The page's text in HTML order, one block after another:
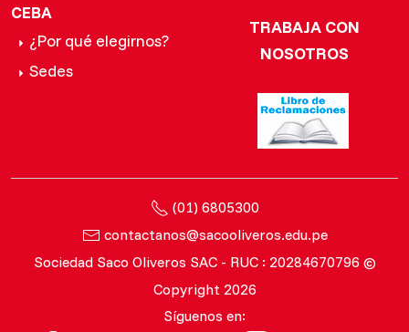
CEBA
¿Por qué elegirnos?
Sedes
TRABAJA CON
NOSOTROS
(01) 6805300
contactanos@sacooliveros.edu.pe
Sociedad Saco Oliveros SAC - RUC : 20284670796 ©
Copyright 2026
Síguenos en: